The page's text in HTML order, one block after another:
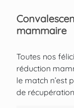
mammaire
Toutes nos
réduction
le match n’est
de